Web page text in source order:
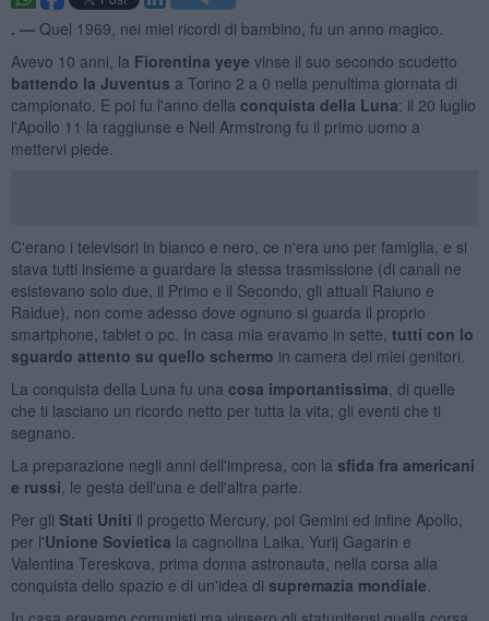
. — Quel 1969, nei miei ricordi di bambino, fu un anno magico.
Avevo 10 anni, la Fiorentina yeye vinse il suo secondo scudetto
battendo la Juventus a Torino 2 a 0 nella penultima giornata di
campionato. E poi fu l'anno della conquista della Luna: il 20 luglio
l'Apollo 11 la raggiunse e Neil Armstrong fu il primo uomo a
mettervi piede.
C'erano i televisori in bianco e nero, ce n'era uno per famiglia, e si
stava tutti insieme a guardare la stessa trasmissione (di canali ne
esistevano solo due, il Primo e il Secondo, gli attuali Raiuno e
Raidue), non come adesso dove ognuno si guarda il proprio
smartphone, tablet o pc. In casa mia eravamo in sette, tutti con lo
sguardo attento su quello schermo in camera dei miei genitori.
La conquista della Luna fu una cosa importantissima , di quelle
che ti lasciano un ricordo netto per tutta la vita, gli eventi che ti
segnano.
La preparazione negli anni dell'impresa, con la sfida fra americani
e russi , le gesta dell'una e dell'altra parte.
Per gli Stati Uniti il progetto Mercury, poi Gemini ed infine Apollo,
per l'Unione Sovietica la cagnolina Laika, Yurij Gagarin e
Valentina Tereskova, prima donna astronauta, nella corsa alla
conquista dello spazio e di un'idea di supremazia mondiale